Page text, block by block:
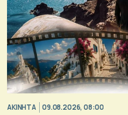
ΑΚΙΝΗΤΑ 09.08.2026, 08:00